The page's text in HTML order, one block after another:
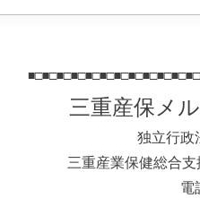
三重産保メ
独立行政
三重産業保健総合